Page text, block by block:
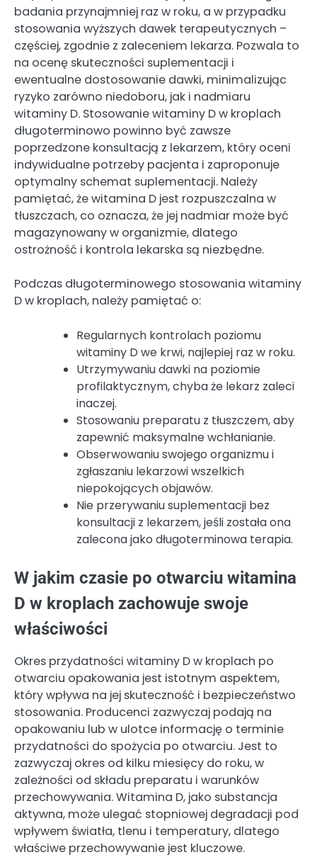
badania przynajmniej raz w roku, a w przypadku
stosowania wyższych dawek terapeutycznych –
częściej, zgodnie z zaleceniem lekarza. Pozwala to
na ocenę skuteczności suplementacji i
ewentualne dostosowanie dawki, minimalizując
ryzyko zarówno niedoboru, jak i nadmiaru
witaminy D. Stosowanie witaminy D w kroplach
długoterminowo powinno być zawsze
poprzedzone konsultacją z lekarzem, który oceni
indywidualne potrzeby pacjenta i zaproponuje
optymalny schemat suplementacji. Należy
pamiętać, że witamina D jest rozpuszczalna w
tłuszczach, co oznacza, że jej nadmiar może być
magazynowany w organizmie, dlatego
ostrożność i kontrola lekarska są niezbędne.
Podczas długoterminowego stosowania witaminy
D w kroplach, należy pamiętać o:
Regularnych kontrolach poziomu
witaminy D we krwi, najlepiej raz w roku.
Utrzymywaniu dawki na poziomie
profilaktycznym, chyba że lekarz zaleci
inaczej.
Stosowaniu preparatu z tłuszczem, aby
zapewnić maksymalne wchłanianie.
Obserwowaniu swojego organizmu i
zgłaszaniu lekarzowi wszelkich
niepokojących objawów.
Nie przerywaniu suplementacji bez
konsultacji z lekarzem, jeśli została ona
zalecona jako długoterminowa terapia.
W jakim czasie po otwarciu witamina
D w kroplach zachowuje swoje
właściwości
Okres przydatności witaminy D w kroplach po
otwarciu opakowania jest istotnym aspektem,
który wpływa na jej skuteczność i bezpieczeństwo
stosowania. Producenci zazwyczaj podają na
opakowaniu lub w ulotce informację o terminie
przydatności do spożycia po otwarciu. Jest to
zazwyczaj okres od kilku miesięcy do roku, w
zależności od składu preparatu i warunków
przechowywania. Witamina D, jako substancja
aktywna, może ulegać stopniowej degradacji pod
wpływem światła, tlenu i temperatury, dlatego
właściwe przechowywanie jest kluczowe.